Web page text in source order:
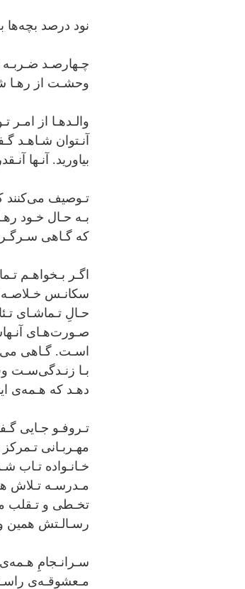
نود درصد
ﭼـﻬﺎرﺻـﺪ
وﺣﺸـﺖ از رﻫـﺎ
واﻟـﺪﻫـﺎ از اﻣـﺮ
آﻧـﺘﻮان ﺷـﺎﻫـﺪ
ﺑﯿﺎورﯾﺪ. آﻧـﻬﺎ
ﺗـﻮﺻﯿﻒ ﻣﯽﮐﻨﻨﺪ
ﺑـﻪ ﺣـﺎل ﺧـﻮد
ﮐﻪ ﮔـﺎﻫﯽ
اﮔـﺮ ﺑـﺨﻮاﻫـﻢ
ﺳﮑﺎﻧـﺲ ﺧـﻼﺻـﻪ
ﺣـﺎلِ ﺗـﻤﺎﺷـﺎی
ﺻـﻮرتﻫـﺎی
اﺳـﺖ. ﮔـﺎﻫﯽ
ﺑـﺎ زﻧـﺪﮔﯽﺳـﺖ
دﻫـﺪ ﮐﻪ ﻫـﻤﻪی
ﺗـﺮوﻓـﻮ ﺟـﺎﯾﯽ
ﻣﻬـﺮﺑـﺎﻧﯽ
ﺧـﺎﻧـﻮاده ﺗـﺎب
ﻣـﺪرﺳـﻪ ﺗـﻼش
ﺗﺨـﻄﯽ و ﺗـﻘﻠﺐ
رﺳـﺎﻟـﺘﺶ ﻫﻤﯿﻦ
ﺳـﺮاﻧـﺠﺎمِ ﻫـﻤﻪی
ﻣـﻌﺸﻮﻗـﻪی